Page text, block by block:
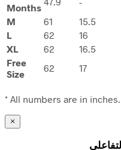
Months
M
61 15.5
L
62 16
XL
62 16.5
Free
Size
62 17
* All numbers are in inches.
×